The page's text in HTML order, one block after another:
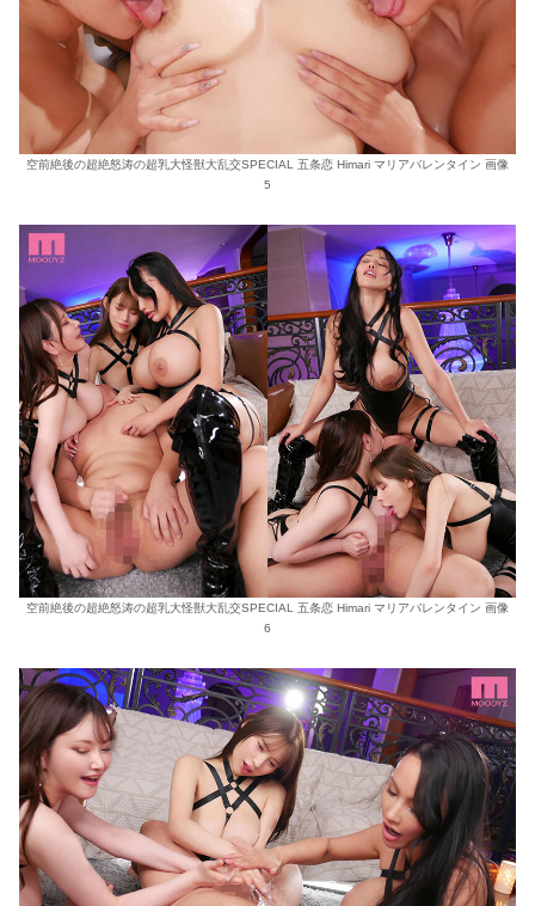
空前絶後の超絶怒涛の超乳大怪獣大乱交SPECIAL 五条恋 Himari マリアバレンタイン 画像
5
空前絶後の超絶怒涛の超乳大怪獣大乱交SPECIAL 五条恋 Himari マリアバレンタイン 画像
6